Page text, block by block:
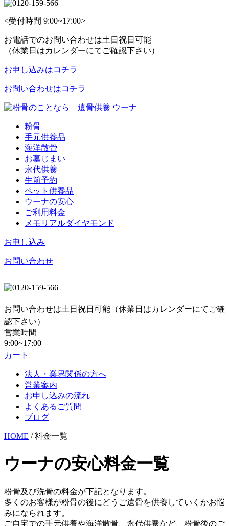
<受付時間 9:00~17:00>
お電話でのお問い合わせは土日祝日可能
（休業日はカレンダーにてご確認下さい）
お申し込みはコチラ
お問い合わせはコチラ
粉骨
手元供養品
海洋散骨
お墓じまい
永代供養
生前予約
ペット供養品
ウーナの安心
ご利用料金
メモリアルダイヤモンド
お申し込み
お問い合わせ
お問い合わせは土日祝日可能（休業日はカレンダーにてご確
認下さい）
営業時間
9:00~17:00
カート
法人・業界関係の方へ
営業案内
お申し込みの流れ
よくあるご質問
ブログ
HOME / 料金一覧
ウーナの安心料金一覧
粉骨及び洗骨の料金が下記となります。
多くのお客様が粉骨の後にどうご遺骨を供養していくかお悩
みになられます。
ご自宅での手元供養や海洋散骨、永代供養など、粉骨後のご